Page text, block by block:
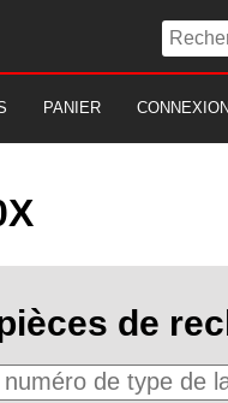
PANIER CONNEXION
de